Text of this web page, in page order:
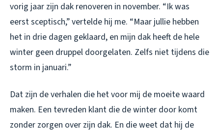
vorig jaar zijn dak renoveren in november. “Ik was
eerst sceptisch,” vertelde hij me. “Maar jullie hebben
het in drie dagen geklaard, en mijn dak heeft de hele
winter geen druppel doorgelaten. Zelfs niet tijdens die
storm in januari.”
Dat zijn de verhalen die het voor mij de moeite waard
maken. Een tevreden klant die de winter door komt
zonder zorgen over zijn dak. En die weet dat hij de